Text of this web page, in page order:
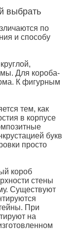
выбрать
по
и способу
Для короба-
К фигурным
тем, как
в корпусе
букв
просто
короб
стены
Существуют
При
на